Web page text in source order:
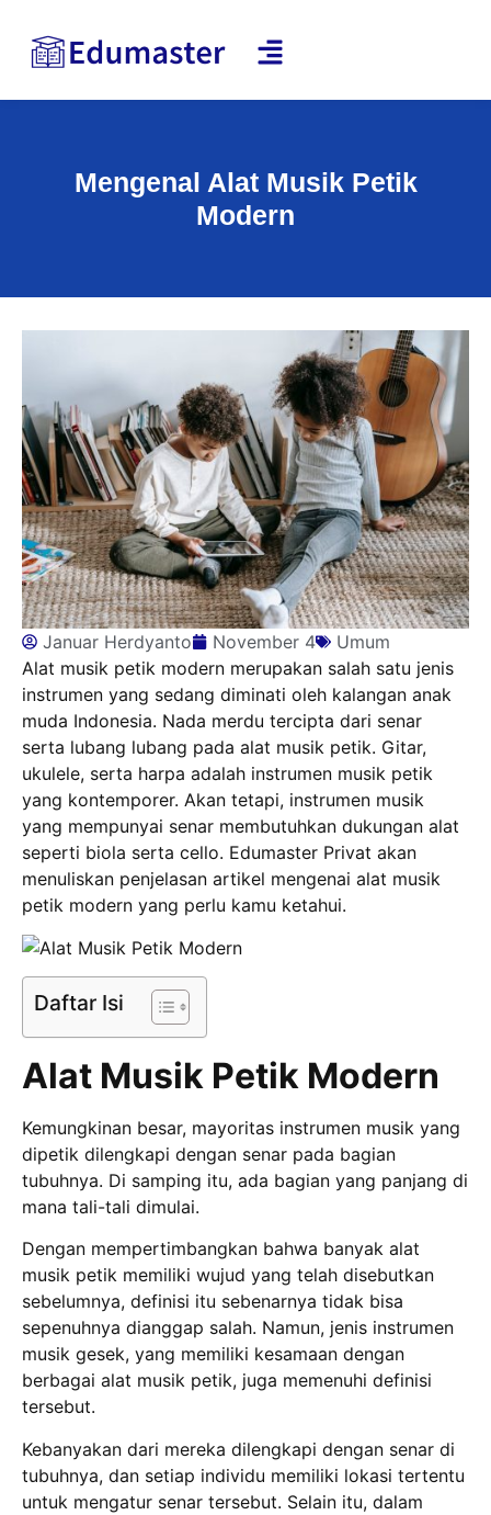
Mengenal Alat Musik Petik
Modern
Januar Herdyanto November 4
Umum
Alat musik petik modern merupakan salah satu jenis
instrumen yang sedang diminati oleh kalangan anak
muda Indonesia. Nada merdu tercipta dari senar
serta lubang lubang pada alat musik petik. Gitar,
ukulele, serta harpa adalah instrumen musik petik
yang kontemporer. Akan tetapi, instrumen musik
yang mempunyai senar membutuhkan dukungan alat
seperti biola serta cello. Edumaster Privat akan
menuliskan penjelasan artikel mengenai alat musik
petik modern yang perlu kamu ketahui.
Daftar Isi
Alat Musik Petik Modern
Kemungkinan besar, mayoritas instrumen musik yang
dipetik dilengkapi dengan senar pada bagian
tubuhnya. Di samping itu, ada bagian yang panjang di
mana tali-tali dimulai.
Dengan mempertimbangkan bahwa banyak alat
musik petik memiliki wujud yang telah disebutkan
sebelumnya, definisi itu sebenarnya tidak bisa
sepenuhnya dianggap salah. Namun, jenis instrumen
musik gesek, yang memiliki kesamaan dengan
berbagai alat musik petik, juga memenuhi definisi
tersebut.
Kebanyakan dari mereka dilengkapi dengan senar di
tubuhnya, dan setiap individu memiliki lokasi tertentu
untuk mengatur senar tersebut. Selain itu, dalam